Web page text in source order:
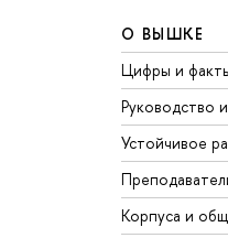
О ВЫШКЕ
Цифры и
Руководство
Устойчивое
Корпуса и